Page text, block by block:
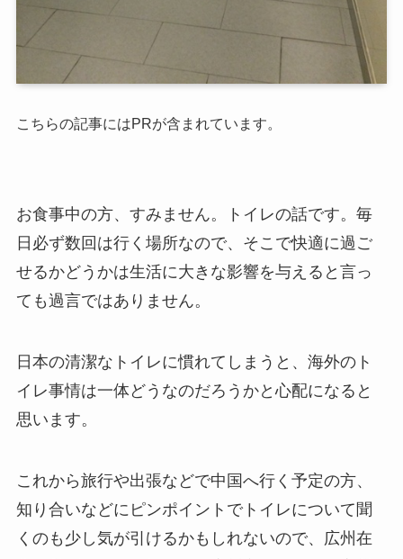
こちらの記事にはPRが含まれています。
お食事中の方、すみません。トイレの話です。毎
日必ず数回は行く場所なので、そこで快適に過ご
せるかどうかは生活に大きな影響を与えると言っ
ても過言ではありません。
日本の清潔なトイレに慣れてしまうと、海外のト
イレ事情は一体どうなのだろうかと心配になると
思います。
これから旅行や出張などで中国へ行く予定の方、
知り合いなどにピンポイントでトイレについて聞
くのも少し気が引けるかもしれないので、広州在